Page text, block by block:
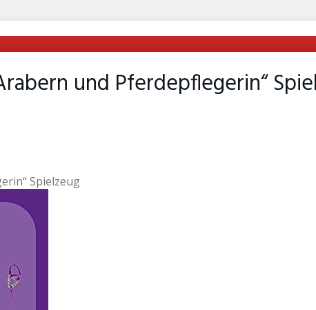
und Pferdepflegerin“